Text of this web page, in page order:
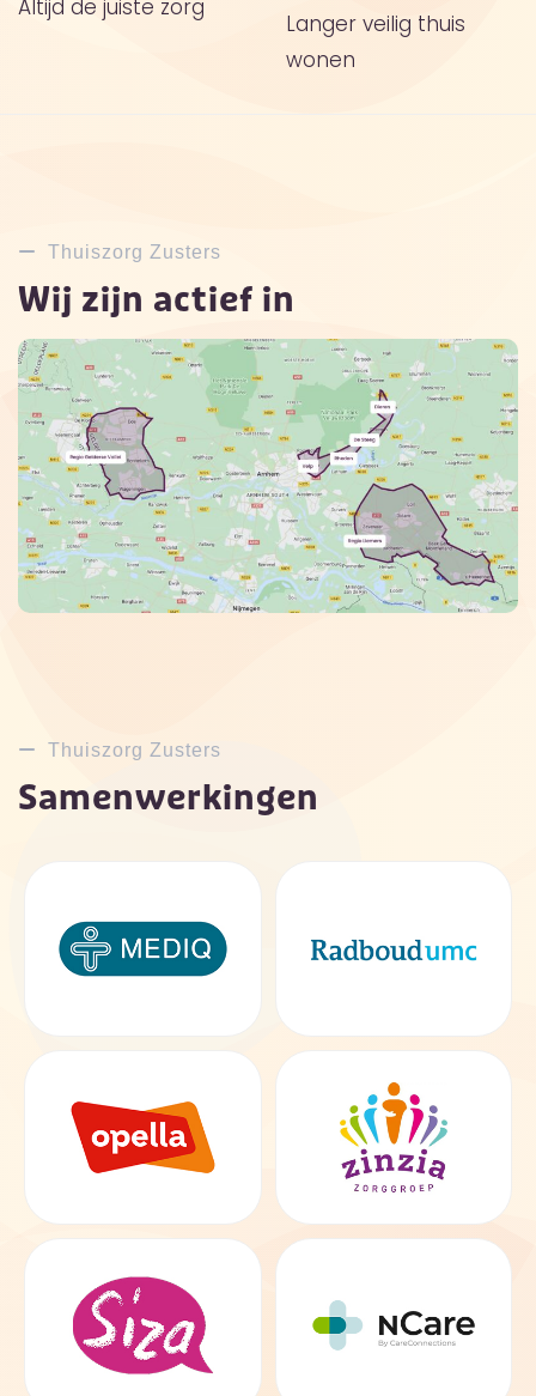
Altijd de juiste zorg
Langer veilig thuis
wonen
Thuiszorg Zusters
Wij zijn actief in
Thuiszorg Zusters
Samenwerkingen